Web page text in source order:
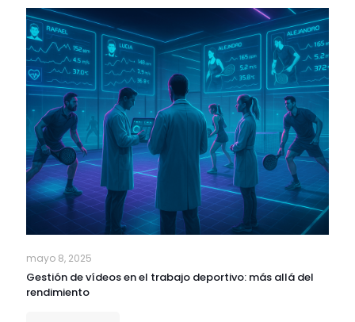
mayo 8, 2025
Gestión de vídeos en el trabajo deportivo: más allá del
rendimiento